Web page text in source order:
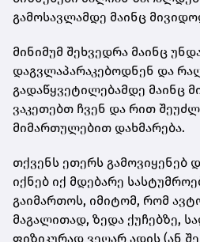
გამოსავლამდე მაინც
მინიმუმ შეხვედრა მაინც
დაგვლაპარაკებოდნენ და
გადაწყვეტილებამდე მაინც
ვაკეთებთ ჩვენ და რით
მიმართულებით დახმარება.
თქვენს ეთერს გამოვიყენებ
იქნებ იქ მდებარე
გაიმართოს, იმიტომ, რომ
მაგალითად, ზედა ქუჩებზე,
ფიზიკურად ვეღარ ადის (ან